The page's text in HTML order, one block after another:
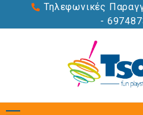
Τηλεφωνικές
-